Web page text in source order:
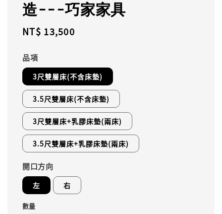
造---巧家家具
Regular
NT$ 13,500
品項
3尺雙層床(不含床墊)
3.5尺雙層床(不含床墊)
3尺雙層床+乳膠床墊(兩床)
3.5尺雙層床+乳膠床墊(兩床)
開口方向
左 右
數量